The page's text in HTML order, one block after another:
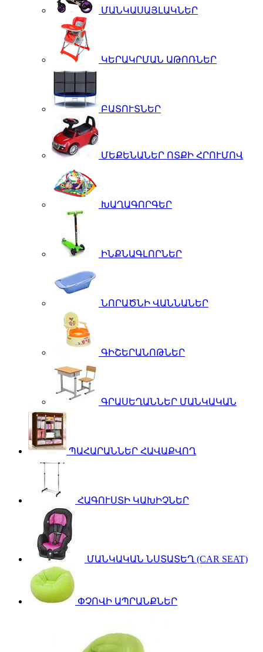
ՄԱՆԿԱՍԱՅԼԱԿՆԵՐ
ԿԵՐԱԿՐՄԱՆ ԱԹՈՌՆԵՐ
ԲԱՏՈՒՏՆԵՐ
ՄԵՔԵՆԱՆԵՐ ՈՏՔԻ ՀՐՈՒՄՈՎ
ԽԱՂԱԳՈՐԳԵՐ
ԻՆՔՆԱԳԼՈՐՆԵՐ
ՆՈՐԱԾՆԻ ՎԱՆՆԱՆԵՐ
ԳԻՇԵՐԱՆՈԹՆԵՐ
ԳՐԱՍԵՂԱՆՆԵՐ ՄԱՆԿԱԿԱՆ
ՊԱՀԱՐԱՆՆԵՐ ՀԱՎԱՔՎՈՂ
ՀԱԳՈՒՍՏԻ ԿԱԽԻՉՆԵՐ
ՄԱՆԿԱԿԱՆ ՆՍՏԱՏԵՂ (CAR SEAT)
ՓՉՈՎԻ ԱՊՐԱՆՔՆԵՐ